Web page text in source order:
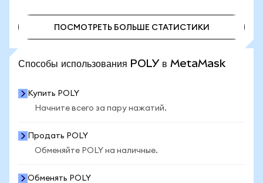
ПОСМОТРЕТЬ БОЛЬШЕ СТАТИСТИКИ
Способы использования POLY в MetaMask
Купить POLY
Начните всего за пару нажатий.
Продать POLY
Обменяйте POLY на наличные.
Обменять POLY